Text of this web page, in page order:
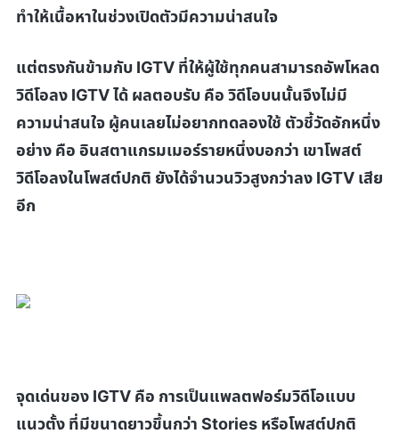
ทำให้เนื้อหาในช่วงเปิดตัวมีความน่าสนใจ
แต่ตรงกันข้ามกับ IGTV ที่ให้ผู้ใช้ทุกคนสามารถอัพโหลด
วิดีโอลง IGTV ได้ ผลตอบรับ คือ วิดีโอบนนั้นจึงไม่มี
ความน่าสนใจ ผู้คนเลยไม่อยากทดลองใช้ ตัวชี้วัดอักหนึ่ง
อย่าง คือ อินสตาแกรมเมอร์รายหนึ่งบอกว่า เขาโพสต์
วิดีโอลงในโพสต์ปกติ ยังได้จำนวนวิวสูงกว่าลง IGTV เสีย
อีก
จุดเด่นของ IGTV คือ การเป็นแพลตฟอร์มวิดีโอแบบ
แนวตั้ง ที่มีขนาดยาวขึ้นกว่า Stories หรือโพสต์ปกติ